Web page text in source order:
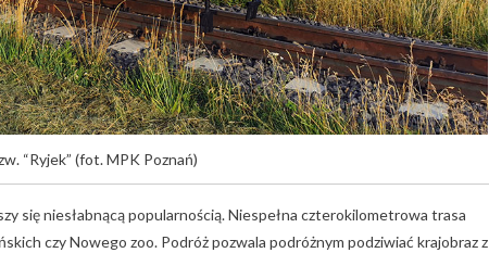
“Ryjek” (fot. MPK Poznań)
się niesłabnącą popularnością. Niespełna czterokilometrowa trasa
czy Nowego zoo. Podróż pozwala podróżnym podziwiać krajobraz z